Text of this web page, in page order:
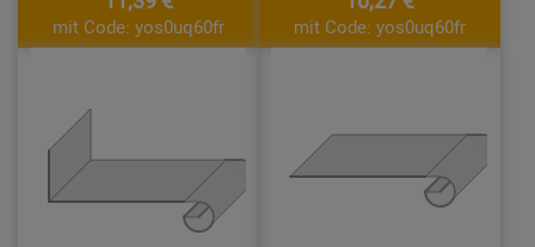
mit Code: yos0uq60fr mit Code: yos0uq60fr